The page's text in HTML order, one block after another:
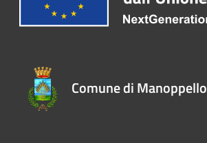
Comune di Manoppello